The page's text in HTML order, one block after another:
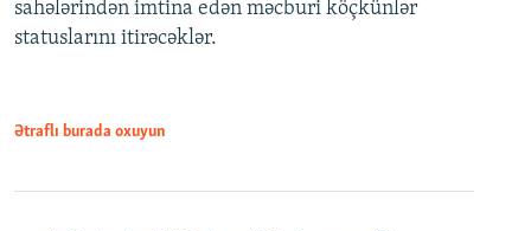
sahələrindən imtina edən məcburi köçkünlər
statuslarını itirəcəklər.
Ətraflı burada oxuyun